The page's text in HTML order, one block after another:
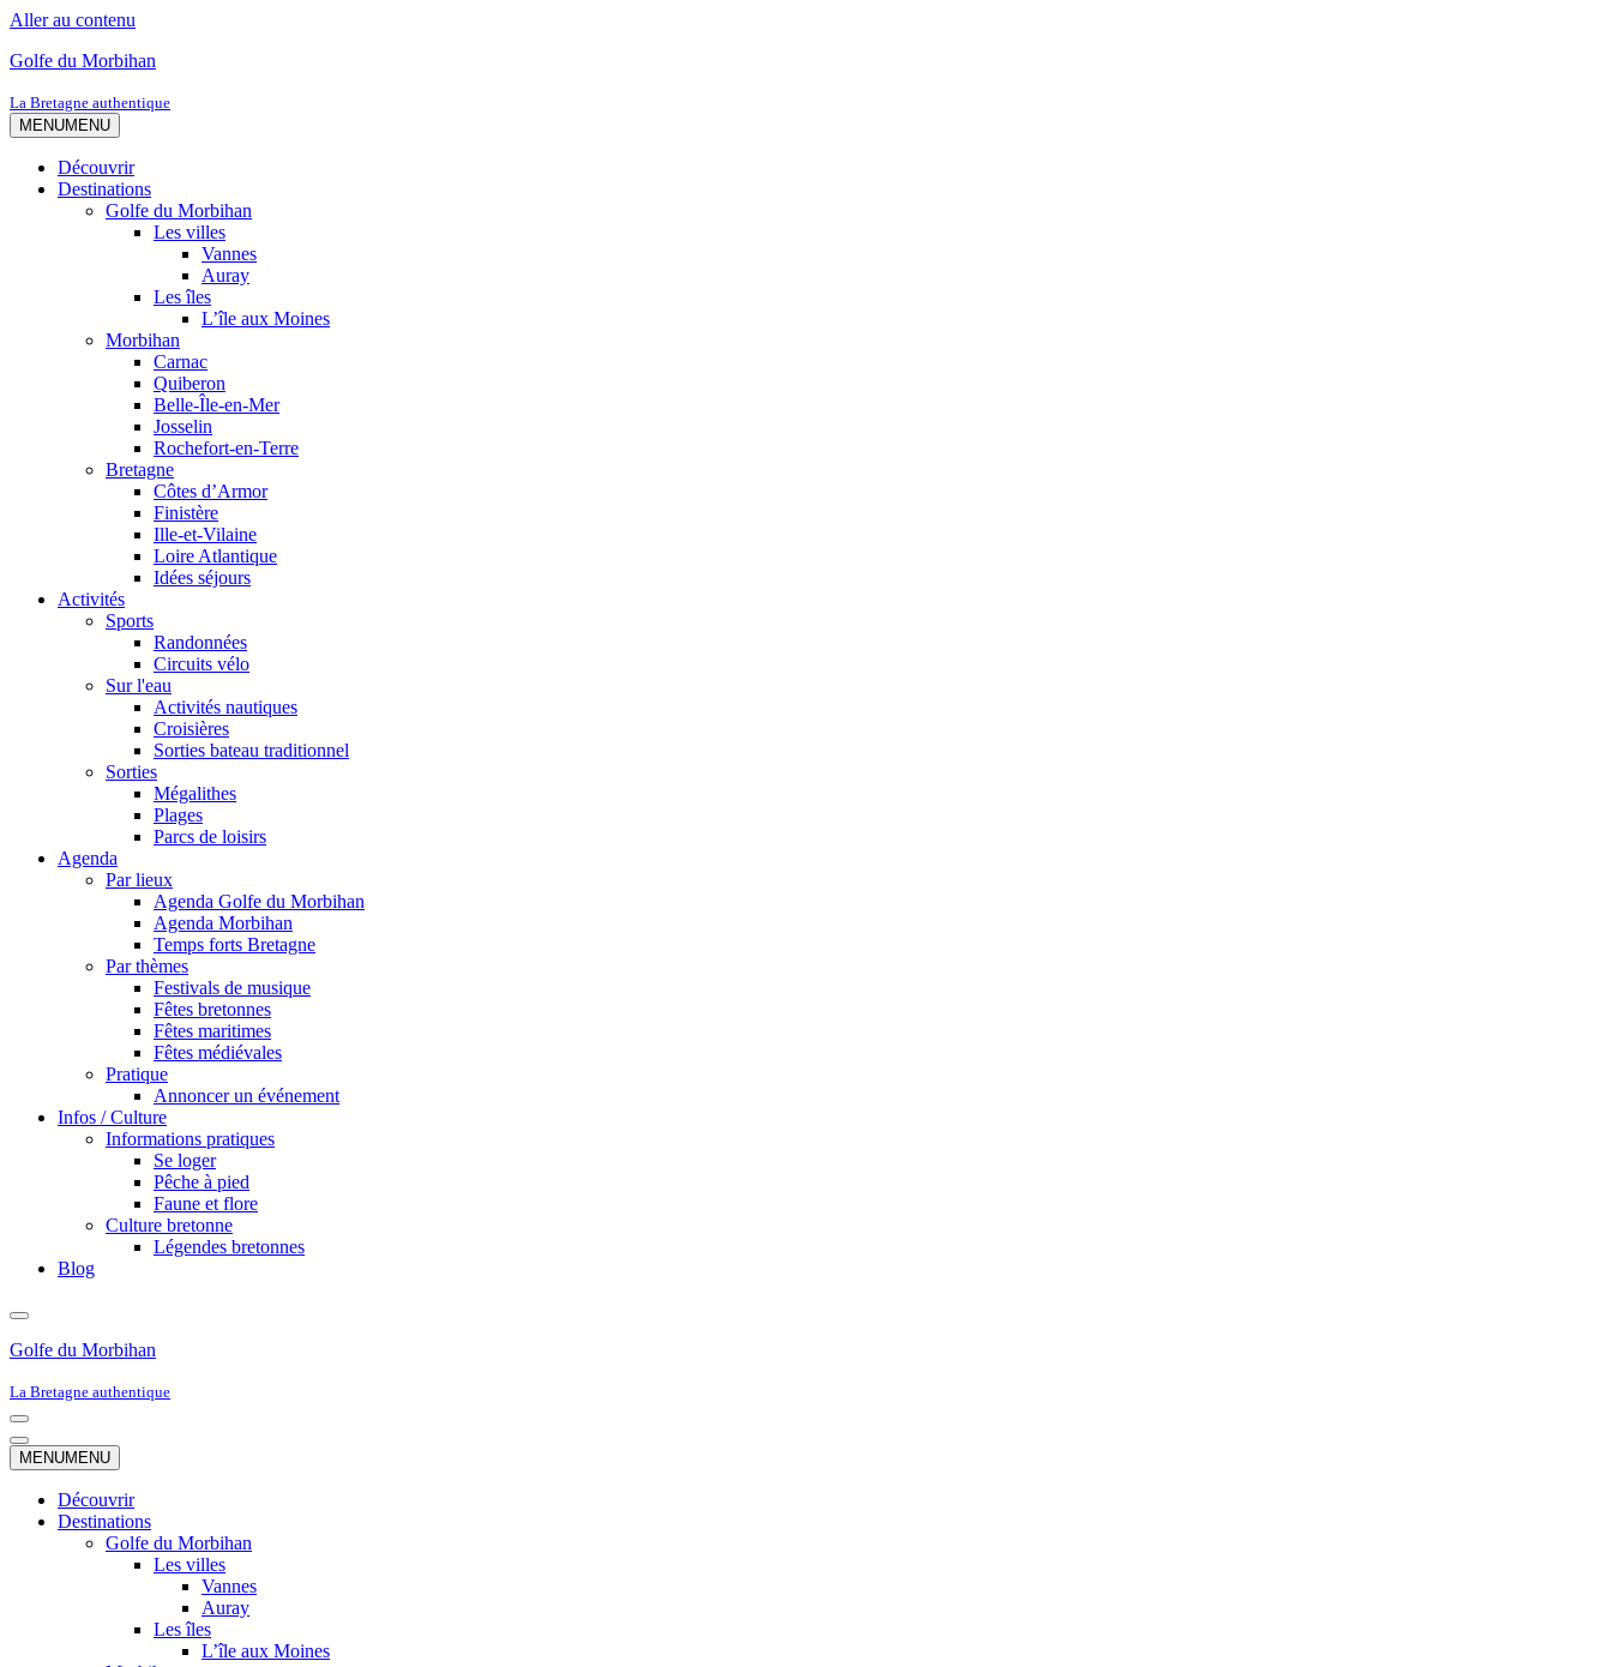
Aller au contenu
Golfe du Morbihan
La Bretagne authentique
MENUMENU
Découvrir
Destinations
Golfe du Morbihan
Les villes
Vannes
Auray
Les îles
L’île aux Moines
Morbihan
Carnac
Quiberon
Belle-Île-en-Mer
Josselin
Rochefort-en-Terre
Bretagne
Côtes d’Armor
Finistère
Ille-et-Vilaine
Loire Atlantique
Idées séjours
Activités
Sports
Randonnées
Circuits vélo
Sur l'eau
Activités nautiques
Croisières
Sorties bateau traditionnel
Sorties
Mégalithes
Plages
Parcs de loisirs
Agenda
Par lieux
Agenda Golfe du Morbihan
Agenda Morbihan
Temps forts Bretagne
Par thèmes
Festivals de musique
Fêtes bretonnes
Fêtes maritimes
Fêtes médiévales
Pratique
Annoncer un événement
Infos / Culture
Informations pratiques
Se loger
Pêche à pied
Faune et flore
Culture bretonne
Légendes bretonnes
Blog
Golfe du Morbihan
La Bretagne authentique
Menu
de
navigation
Menu
de
MENUMENU
Découvrir
Destinations
Golfe du Morbihan
Les villes
Vannes
Auray
Les îles
L’île aux Moines